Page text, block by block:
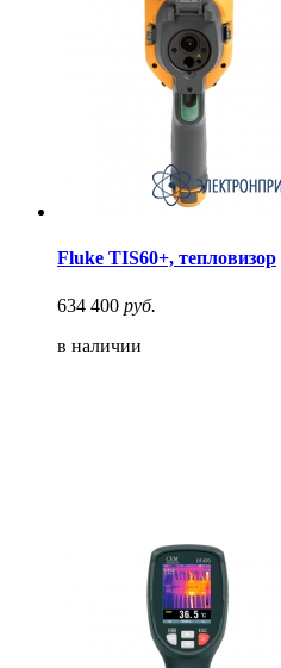
Fluke TIS60+, тепловизор
634 400 руб.
в наличии